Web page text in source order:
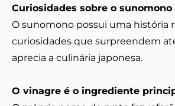
Curiosidades sobre o sunomono
O sunomono possui uma história
curiosidades que surpreendem
aprecia a culinária japonesa.
O vinagre é o ingrediente